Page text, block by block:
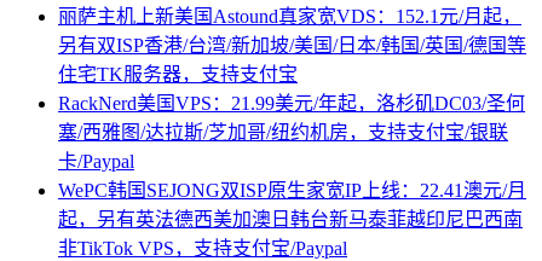
丽萨主机上新美国Astound真家宽VDS：152.1元/月起，
另有双ISP香港/台湾/新加坡/美国/日本/韩国/英国/德国等
住宅TK服务器，支持支付宝
RackNerd美国VPS：21.99美元/年起，洛杉矶DC03/圣何
塞/西雅图/达拉斯/芝加哥/纽约机房，支持支付宝/银联
卡/Paypal
WePC韩国SEJONG双ISP原生家宽IP上线：22.41澳元/月
起，另有英法德西美加澳日韩台新马泰菲越印尼巴西南
非TikTok VPS，支持支付宝/Paypal